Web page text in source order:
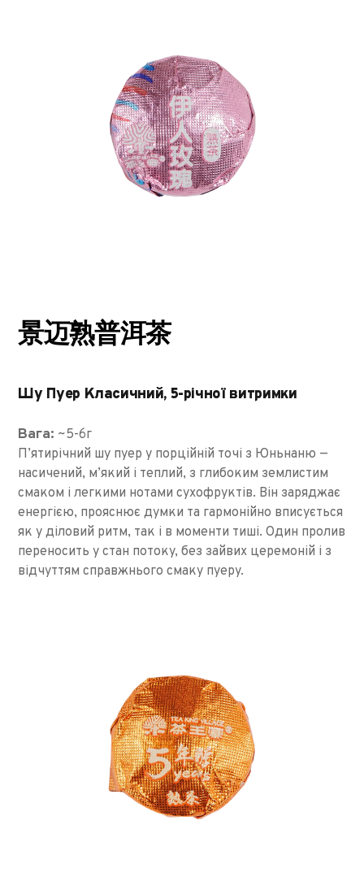
景迈熟普洱茶
Шу Пуер Класичний, 5-річної витримки
Вага: ~5-6г
П’ятирічний шу пуер у порційній точі з Юньнаню —
насичений, м’який і теплий, з глибоким землистим
смаком і легкими нотами сухофруктів. Він заряджає
енергією, прояснює думки та гармонійно вписується
як у діловий ритм, так і в моменти тиші. Один пролив
переносить у стан потоку, без зайвих церемоній і з
відчуттям справжнього смаку пуеру.